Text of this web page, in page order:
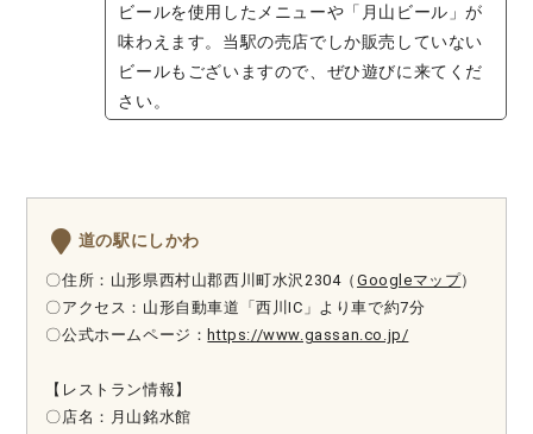
ビールを使用したメニューや「月山ビール」が
味わえます。当駅の売店でしか販売していない
ビールもございますので、ぜひ遊びに来てくだ
さい。
道の駅にしかわ
〇住所：山形県西村山郡西川町水沢2304（ Googleマップ）
〇アクセス：山形自動車道「西川IC」より車で約7分
〇公式ホームページ： https://www.gassan.co.jp/
【レストラン情報】
〇店名：月山銘水館